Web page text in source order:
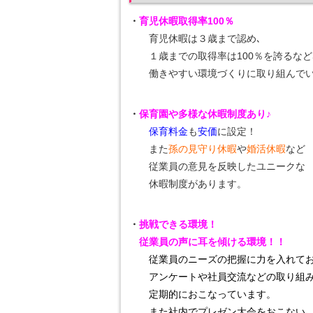
・ 育児休暇取得率100％
育児休暇は３歳まで認め､
１歳までの取得率は100％を誇るなど
働きやすい環境づくりに取り組んでい
・ 保育園や多様な休暇制度あり♪
保育料金も安価に設定！
また孫の見守り休暇や婚活休暇など
従業員の意見を反映したユニークな
休暇制度があります。
・ 挑戦できる環境！
従業員の声に耳を傾ける環境！！
従業員のニーズの把握に力を入れてお
アンケートや社員交流などの取り組
定期的におこなっています。